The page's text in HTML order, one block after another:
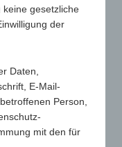
gesetzliche
der
Daten,
E-Mail-
Person,
mit den für